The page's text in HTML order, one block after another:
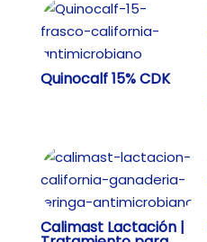
Quinocalf 15% CDK
Calimast Lactación |